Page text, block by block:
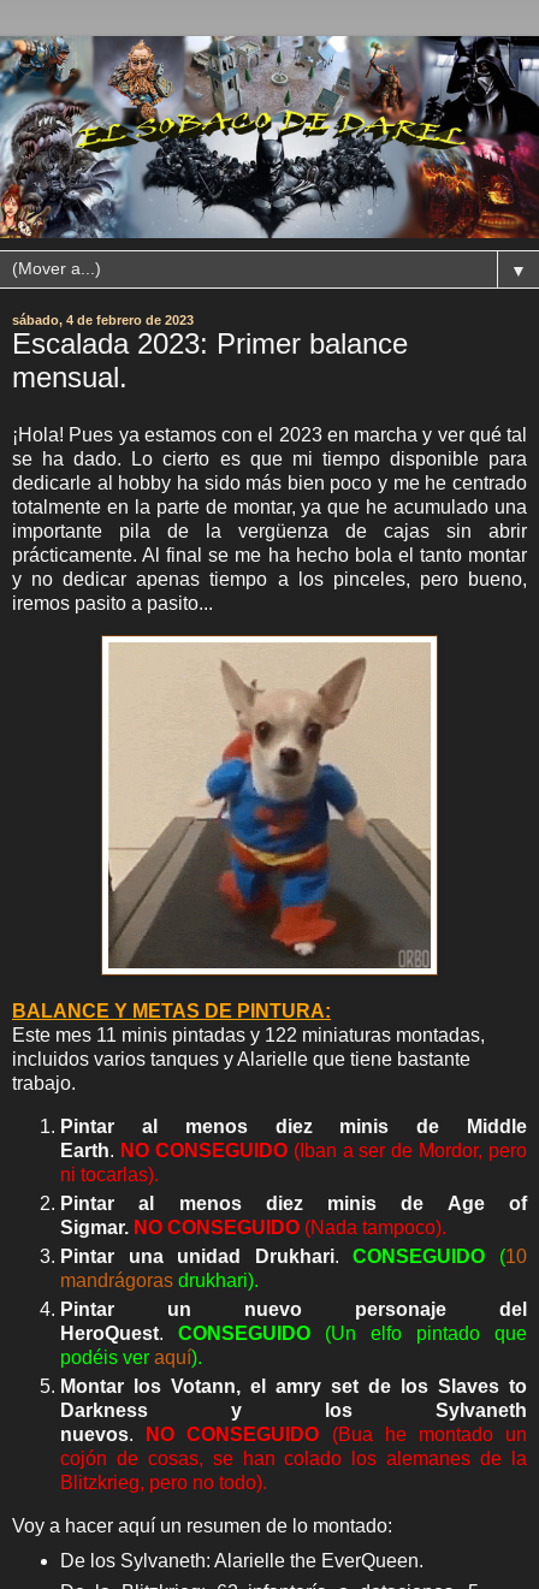
▼
sábado, 4 de febrero de 2023
Escalada 2023: Primer balance
mensual.
¡Hola! Pues ya estamos con el 2023 en marcha y ver qué tal
se ha dado. Lo cierto es que mi tiempo disponible para
dedicarle al hobby ha sido más bien poco y me he centrado
totalmente en la parte de montar, ya que he acumulado una
importante pila de la vergüenza de cajas sin abrir
prácticamente. Al final se me ha hecho bola el tanto montar
y no dedicar apenas tiempo a los pinceles, pero bueno,
iremos pasito a pasito...
BALANCE Y METAS DE PINTURA:
Este mes 11 minis pintadas y 122 miniaturas montadas,
incluidos varios tanques y Alarielle que tiene bastante
trabajo.
Pintar al menos diez minis de Middle
Earth. NO CONSEGUIDO(Iban a ser de Mordor, pero
ni tocarlas).
Pintar al menos diez minis de Age of
Sigmar. NO CONSEGUIDO (Nada tampoco).
Pintar una unidad Drukhari.CONSEGUIDO (10
mandrágoras drukhari).
Pintar un nuevo personaje del
HeroQuest. CONSEGUIDO (Un elfo pintado que
podéis ver aquí).
Montar los Votann, el amry set de los Slaves to
Darkness y los Sylvaneth
nuevos. NO CONSEGUIDO (Bua he montado un
cojón de cosas, se han colado los alemanes de la
Blitzkrieg, pero no todo).
Voy a hacer aquí un resumen de lo montado:
De los Sylvaneth: Alarielle the EverQueen.